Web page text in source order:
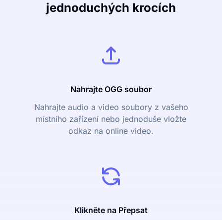
jednoduchých krocích
Nahrajte OGG soubor
Nahrajte audio a video soubory z vašeho
místního zařízení nebo jednoduše vložte
odkaz na online video.
Klikněte na Přepsat